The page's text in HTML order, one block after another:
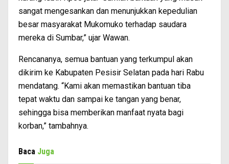
sangat mengesankan dan menunjukkan kepedulian
besar masyarakat Mukomuko terhadap saudara
mereka di Sumbar,” ujar Wawan.
Rencananya, semua bantuan yang terkumpul akan
dikirim ke Kabupaten Pesisir Selatan pada hari Rabu
mendatang. “Kami akan memastikan bantuan tiba
tepat waktu dan sampai ke tangan yang benar,
sehingga bisa memberikan manfaat nyata bagi
korban,” tambahnya.
Baca Juga